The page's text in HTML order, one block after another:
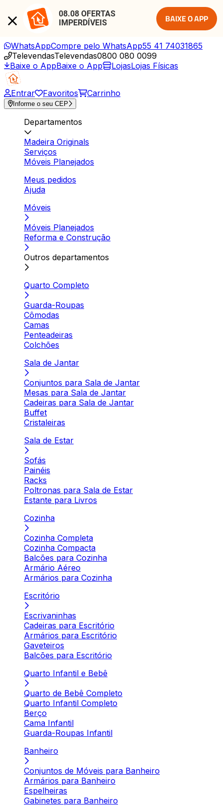
08.08 OFERTAS
IMPERDÍVEIS
BAIXE O APP
WhatsAppCompre pelo WhatsApp55 41 74031865
TelevendasTelevendas0800 080 0099
Baixe o AppBaixe o App LojasLojas Físicas
Entrar Favoritos Carrinho
Informe o seu CEP
Departamentos
Madeira Originals
Serviços
Móveis Planejados
Meus pedidos
Ajuda
Móveis
Móveis Planejados
Reforma e Construção
Outros departamentos
Quarto Completo
Guarda-Roupas
Cômodas
Camas
Penteadeiras
Colchões
Sala de Jantar
Conjuntos para Sala de Jantar
Mesas para Sala de Jantar
Cadeiras para Sala de Jantar
Buffet
Cristaleiras
Sala de Estar
Sofás
Painéis
Racks
Poltronas para Sala de Estar
Estante para Livros
Cozinha
Cozinha Completa
Cozinha Compacta
Balcões para Cozinha
Armário Aéreo
Armários para Cozinha
Escritório
Escrivaninhas
Cadeiras para Escritório
Armários para Escritório
Gaveteiros
Balcões para Escritório
Quarto Infantil e Bebê
Quarto de Bebê Completo
Quarto Infantil Completo
Berço
Cama Infantil
Guarda-Roupas Infantil
Banheiro
Conjuntos de Móveis para Banheiro
Armários para Banheiro
Espelheiras
Gabinetes para Banheiro